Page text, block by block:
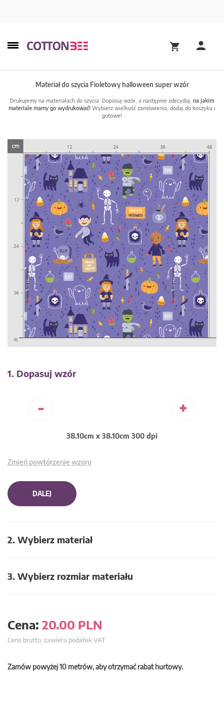
Materiał do szycia Fioletowy halloween super wzór
Drukujemy na materiałach do szycia. Dopasuj wzór, a następnie zdecyduj, na jakim
materiale mamy go wydrukować! Wybierz wielkość zamówienia, dodaj do koszyka i
gotowe!
1. Dopasuj wzór
- +
38.10cm x 38.10cm 300 dpi
Zmień powtórzenie wzoru
DALEJ
2. Wybierz materiał
3. Wybierz rozmiar materiału
Cena: 20.00 PLN
Cena brutto, zawiera podatek VAT
Zamów powyżej 10 metrów, aby otrzymać rabat hurtowy.